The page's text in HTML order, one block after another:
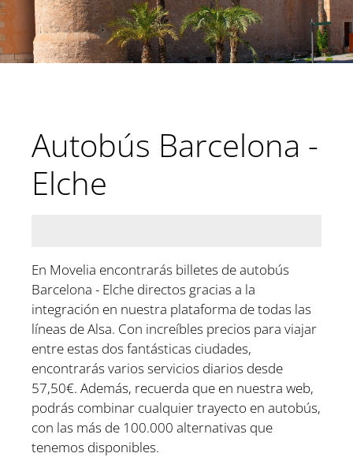
Autobús Barcelona -
Elche
En Movelia encontrarás billetes de autobús
Barcelona - Elche directos gracias a la
integración en nuestra plataforma de todas las
líneas de Alsa. Con increíbles precios para viajar
entre estas dos fantásticas ciudades,
encontrarás varios servicios diarios desde
57,50€. Además, recuerda que en nuestra web,
podrás combinar cualquier trayecto en autobús,
con las más de 100.000 alternativas que
tenemos disponibles.